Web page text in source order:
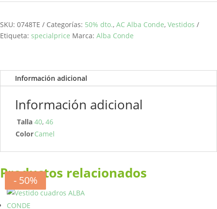
ALBA
CONDE
SKU: 0748TE Categorías: 50% dto., AC Alba Conde, Vestidos
Etiqueta: specialprice Marca: Alba Conde
Información adicional
Información adicional
Talla 40, 46
ColorCamel
Productos relacionados
- 50%
- 50%
- 50%
- 50%